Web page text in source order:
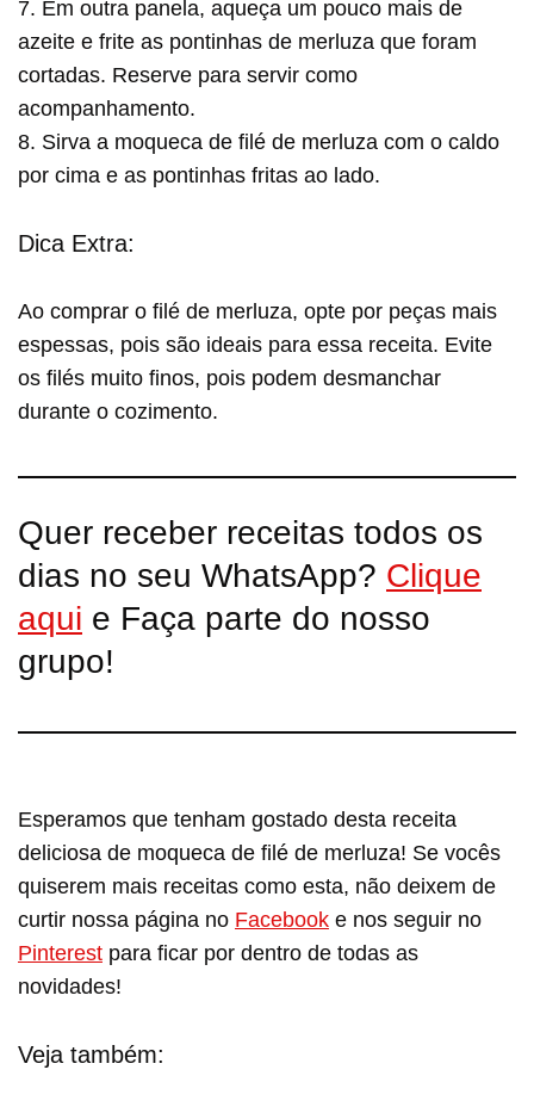
7. Em outra panela, aqueça um pouco mais de
azeite e frite as pontinhas de merluza que foram
cortadas. Reserve para servir como
acompanhamento.
8. Sirva a moqueca de filé de merluza com o caldo
por cima e as pontinhas fritas ao lado.
Dica Extra:
Ao comprar o filé de merluza, opte por peças mais
espessas, pois são ideais para essa receita. Evite
os filés muito finos, pois podem desmanchar
durante o cozimento.
Quer receber receitas todos os
dias no seu WhatsApp? Clique
aqui e Faça parte do nosso
grupo!
Esperamos que tenham gostado desta receita
deliciosa de moqueca de filé de merluza! Se vocês
quiserem mais receitas como esta, não deixem de
curtir nossa página no Facebook e nos seguir no
Pinterest para ficar por dentro de todas as
novidades!
Veja também: